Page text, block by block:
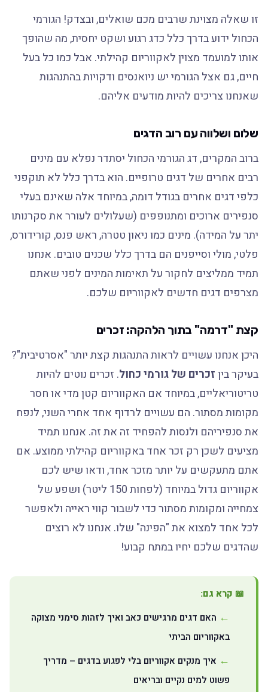
זו שאלה מצוינת שרבים מכם שואלים, ובצדק! הגורמי
הכחול ידוע בדרך כלל כדג רגוע ושקט יחסית, מה שהופך
אותו למועמד מצוין לאקווריום קהילתי. אבל כמו כל בעל
חיים, גם אצל הגורמי יש ניואנסים ודקויות בהתנהגות
שאנחנו צריכים להיות מודעים אליהם.
שלום ושלווה עם רוב הדגים
ברוב המקרים, דג הגורמי הכחול יסתדר נפלא עם מינים
רבים אחרים של דגים טרופיים. הוא בדרך כלל לא תוקפני
כלפי דגים אחרים בגודל דומה, במיוחד אלה שאינם בעלי
סנפירים ארוכים ומתנופפים (שעלולים לעורר את סקרנותו
יתר על המידה). מינים כמו ניאון טטרה, ראש פנס, קורידורס,
פלטי, מולי וסייפנים הם בדרך כלל שכנים טובים. אנחנו
תמיד ממליצים לחקור על תאימות המינים לפני שאתם
מצרפים דגים חדשים לאקווריום שלכם.
קצת "דרמה" בתוך הלהקה: זכרים
היכן אנחנו עשויים לראות התנהגות קצת יותר "אסרטיבית"?
בעיקר ביןזכרים של גורמי כחול. זכרים נוטים להיות
טריטוריאליים, במיוחד אם האקווריום קטן מדי או חסר
מקומות מסתור. הם עשויים לרדוף אחד אחרי השני, לנפח
את סנפיריהם ולנסות להפחיד זה את זה. אנחנו תמיד
מציעים לשכן רק זכר אחד באקווריום קהילתי ממוצע. אם
אתם מתעקשים על יותר מזכר אחד, ודאו שיש לכם
אקווריום גדול במיוחד (לפחות 150 ליטר) ושפע של
צמחייה ומקומות מסתור כדי לשבור קווי ראייה ולאפשר
לכל אחד למצוא את "הפינה" שלו. אנחנו לא רוצים
שהדגים שלכם יחיו במתח קבוע!
📖 קרא גם:
האם דגים מרגישים כאב ואיך לזהות סימני מצוקה
באקווריום הביתי
איך מנקים אקווריום בלי לפגוע בדגים – מדריך
פשוט למים נקיים ובריאים